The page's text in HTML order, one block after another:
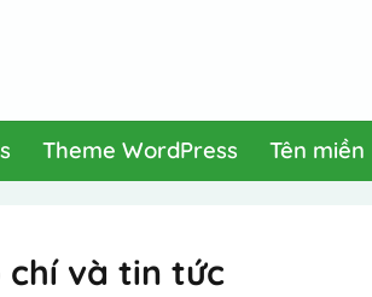
Theme WordPress Tên miền
chí và tin tức